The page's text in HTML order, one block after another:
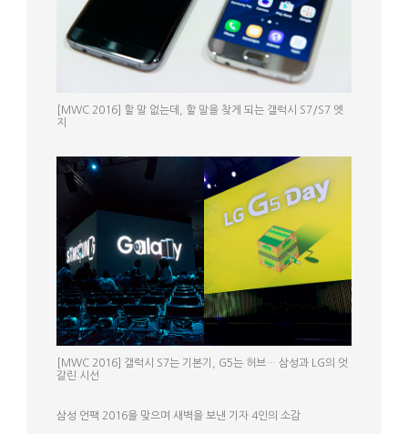
[MWC 2016] 할 말 없는데, 할 말을 찾게 되는 갤럭시 S7/S7 엣
지
[MWC 2016] 갤럭시 S7는 기본기, G5는 허브… 삼성과 LG의 엇
갈린 시선
삼성 언팩 2016을 맞으며 새벽을 보낸 기자 4인의 소감